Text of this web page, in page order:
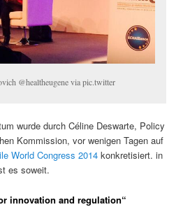
@healtheugene via pic.twitter
wurde durch Céline Deswarte, Policy
Kommission, vor wenigen Tagen auf
World Congress 2014 konkretisiert. in
es soweit.
innovation and regulation“